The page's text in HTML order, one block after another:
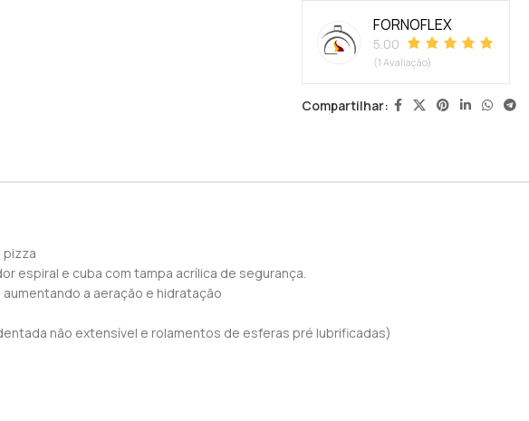
FORNOFLEX
5.00
(1 Avaliação)
Compartilhar:
pizza
espiral e cuba com tampa acrílica de segurança.
a aeração e hidratação
não extensível e rolamentos de esferas pré lubrificadas)